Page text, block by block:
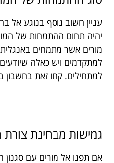
עניין חשוב נוסף בנוגע אל
יהיה תחום ההתמחות של
מורים אשר מתמחים
למתקדמים ויש כאלה
למתחילים. קחו זאת בחשבון
גמישות מבחינת
אם תפנו אל מורים עם סגנון